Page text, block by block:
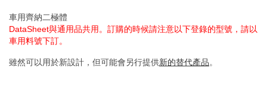
車用齊納二極體
DataSheet與通用品共用。訂購的時候請注意以下登錄的型號，請以
車用料號下訂。
雖然可以用於新設計，但可能會另行提供新的替代產品。